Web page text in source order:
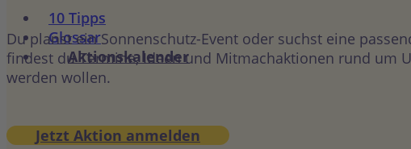
10 Tipps
Glossar
Aktionskalender
Du planst ein Sonnenschutz-Event oder suchst eine
findest du Termine, Ideen und Mitmachaktionen rund um
werden wollen.
Jetzt Aktion anmelden